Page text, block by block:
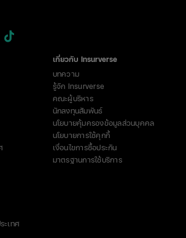
เกี่ยวกับ Insurverse
บทความ
รู้จัก Insurverse
คณะผู้บริหาร
นักลงทุนสัมพันธ์
นโยบายคุ้มครองข้อมูลส่วนบุคคล
นโยบายการใช้คุกกี้
เงื่อนไขการซื้อประกัน
มาตรฐานการใช้บริการ
ะเทศ